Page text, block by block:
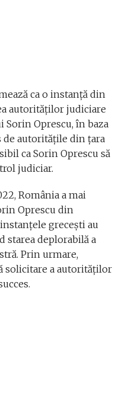
ca o instanță din
autorităților judiciare
Sorin Oprescu, în baza
de autoritățile din țara
ca Sorin Oprescu să
judiciar.
România a mai
Oprescu din
grecești au
starea deplorabilă a
Prin urmare,
solicitare a autorităților